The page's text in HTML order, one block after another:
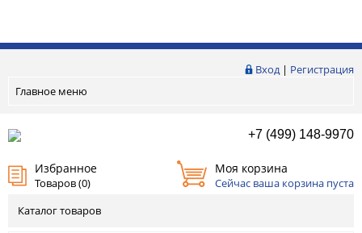
Вход| Регистрация
Главное меню
+7 (499) 148-9970
Избранное
Товаров (0)
Моя корзина
Сейчас ваша корзина пуста
Каталог товаров